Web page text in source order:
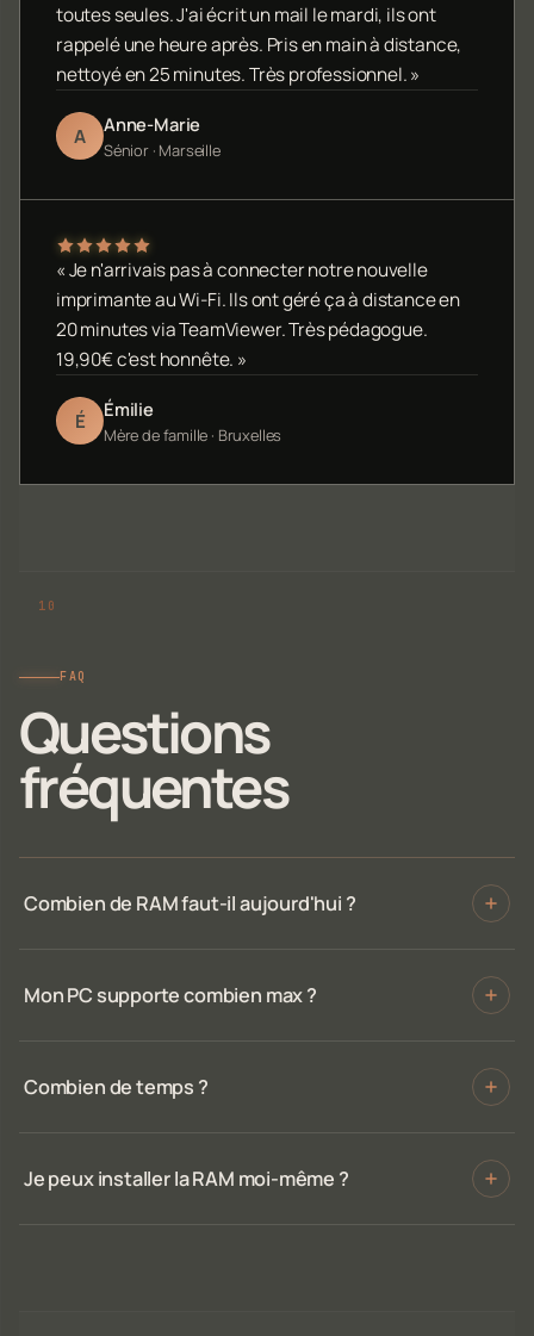
toutes seules. J'ai écrit un mail le mardi, ils ont
rappelé une heure après. Pris en main à distance,
nettoyé en 25 minutes. Très professionnel. »
A Anne-Marie
Sénior · Marseille
« Je n'arrivais pas à connecter notre nouvelle
imprimante au Wi-Fi. Ils ont géré ça à distance en
20 minutes via TeamViewer. Très pédagogue.
19,90€ c'est honnête. »
É Émilie
Mère de famille · Bruxelles
FAQ
Questions
fréquentes
Combien de RAM faut-il aujourd'hui ?
Mon PC supporte combien max ?
Combien de temps ?
Je peux installer la RAM moi-même ?